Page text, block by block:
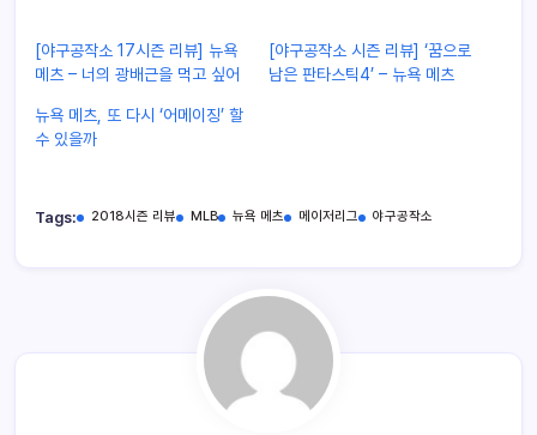
[야구공작소 17시즌 리뷰] 뉴욕
메츠 – 너의 광배근을 먹고 싶어
[야구공작소 시즌 리뷰] ‘꿈으로
남은 판타스틱4’ – 뉴욕 메츠
뉴욕 메츠, 또 다시 ‘어메이징’ 할
수 있을까
Tags: 2018시즌 리뷰 MLB 뉴욕 메츠 메이저리그 야구공작소